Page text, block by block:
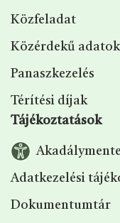
Közfeladat
Közérdekű adatok
Panaszkezelés
Térítési díjak
Tájékoztatások
Adatkezelési
Dokumentumtár